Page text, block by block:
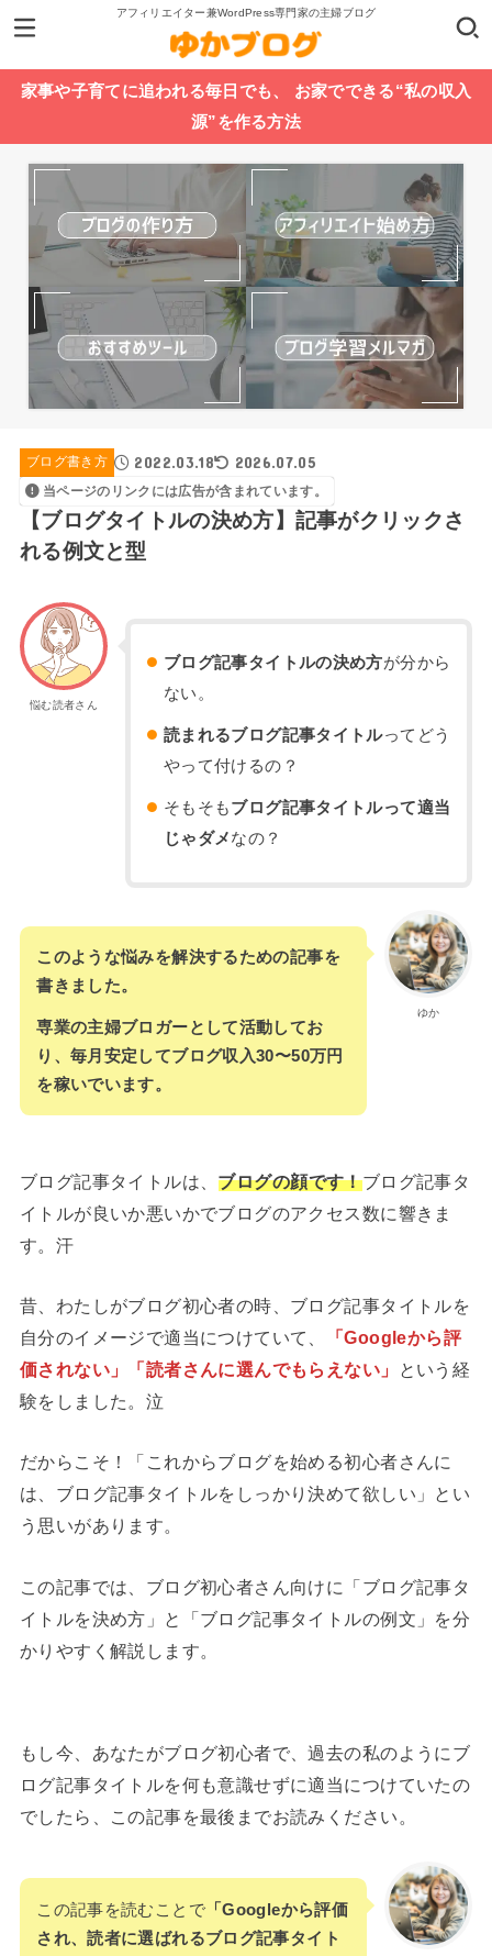
アフィリエイター兼WordPress専門家の主婦ブログ
家事や子育てに追われる毎日でも、 お家でできる“私の収入
源”を作る方法
ブログ書き方 2022.03.18 2026.07.05
当ページのリンクには広告が含まれています。
【ブログタイトルの決め方】記事がクリックさ
れる例文と型
悩む読者さん
ブログ記事タイトルの決め方が分から
ない。
読まれるブログ記事タイトルってどう
やって付けるの？
そもそもブログ記事タイトルって適当
じゃダメなの？
ゆか
このような悩みを解決するための記事を
書きました。
専業の主婦ブロガーとして活動してお
り、毎月安定してブログ収入30〜50万円
を稼いでいます。
ブログ記事タイトルは、 ブログの顔です！ブログ記事タ
イトルが良いか悪いかでブログのアクセス数に響きま
す。汗
昔、わたしがブログ初心者の時、ブログ記事タイトルを
自分のイメージで適当につけていて、
「Googleから評
価されない」「読者さんに選んでもらえない」
という経
験をしました。泣
だからこそ！「これからブログを始める初心者さんに
は、ブログ記事タイトルをしっかり決めて欲しい」とい
う思いがあります。
この記事では、ブログ初心者さん向けに「ブログ記事タ
イトルを決め方」と「ブログ記事タイトルの例文」を分
かりやすく解説します。
もし今、あなたがブログ初心者で、過去の私のようにブ
ログ記事タイトルを何も意識せずに適当につけていたの
でしたら、この記事を最後までお読みください。
この記事を読むことで「Googleから評価
され、読者に選ばれるブログ記事タイト